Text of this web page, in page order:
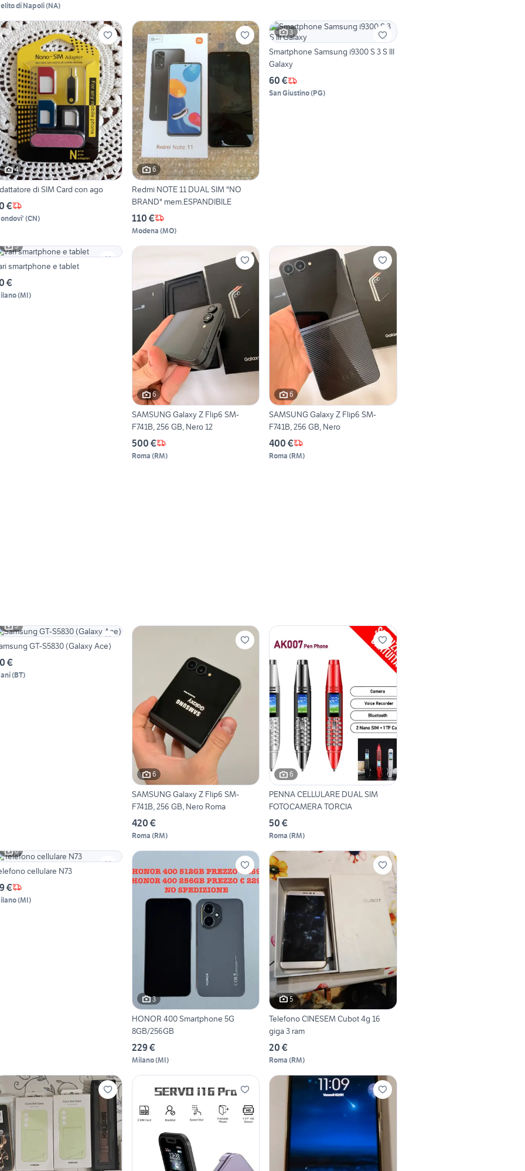
di Napoli(NA)
4
di SIM Card con ago
€
(CN)
6
Redmi NOTE 11 DUAL SIM "NO
BRAND" mem.ESPANDIBILE
110 €
Modena (MO)
3
Smartphone Samsung i9300 S 3 S III
Galaxy
60 €
San Giustino(PG)
5
smartphone e tablet
€
(MI)
6
SAMSUNG Galaxy Z Flip6 SM-
F741B, 256 GB, Nero 12
500 €
Roma (RM)
6
SAMSUNG Galaxy Z Flip6 SM-
F741B, 256 GB, Nero
400 €
Roma (RM)
3
GT-S5830 (Galaxy Ace)
€
(BT)
6
SAMSUNG Galaxy Z Flip6 SM-
F741B, 256 GB, Nero Roma
420 €
Roma (RM)
6
PENNA CELLULARE DUAL SIM
FOTOCAMERA TORCIA
50 €
Roma (RM)
6
cellulare N73
€
(MI)
3
HONOR 400 Smartphone 5G
8GB/256GB
229 €
Milano(MI)
5
Telefono CINESEM Cubot 4g 16
giga 3 ram
20 €
Roma (RM)